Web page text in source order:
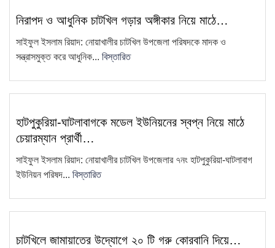
10
এয়ারপোর্ট থেকে সাজা প্রাপ্ত আসামিকে
গ্রেফতার করেছে চাটখিলে থানা পুলিশ
11
কমিটি গঠন
12
অনুষ্ঠিত: ২ মাসের মধ্যে তৃণমূল…
13
প্রতিষ্ঠান"—ব্যারিস্টার মাহবুব উদ্দিন
উপকরণ…
নিরাপদ ও আধুনিক চাটখিল গড়ার অঙ্গীকার নিয়ে মাঠে…
সাইফুল ইসলাম রিয়াদ: নোয়াখালীর চাটখিল উপজেলা পরিষদকে মাদক ও
সন্ত্রাসমুক্ত করে আধুনিক... বিস্তারিত
হাটপুকুরিয়া-ঘাটলাবাগকে মডেল ইউনিয়নের স্বপ্ন নিয়ে মাঠে
চেয়ারম্যান প্রার্থী…
সাইফুল ইসলাম রিয়াদ: নোয়াখালীর চাটখিল উপজেলার ৭নং হাটপুকুরিয়া-ঘাটলাবাগ
ইউনিয়ন পরিষদ... বিস্তারিত
চাটখিলে জামায়াতের উদ্যোগে ২০ টি গরু কোরবানি দিয়ে…